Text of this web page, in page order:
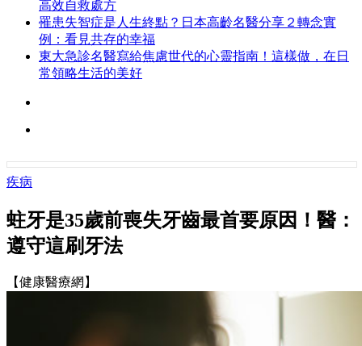
高效自救處方
罹患失智症是人生終點？日本高齡名醫分享２轉念實
例：看見共存的幸福
東大急診名醫寫給焦慮世代的心靈指南！這樣做，在日
常領略生活的美好
疾病
蛀牙是35歲前喪失牙齒最首要原因！醫：
遵守這刷牙法
【健康醫療網】